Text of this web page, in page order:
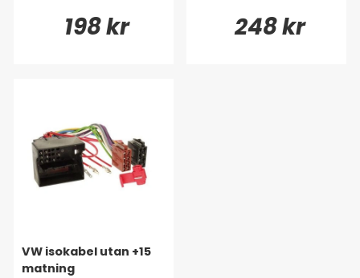
198 kr 248 kr
VW isokabel utan +15
matning